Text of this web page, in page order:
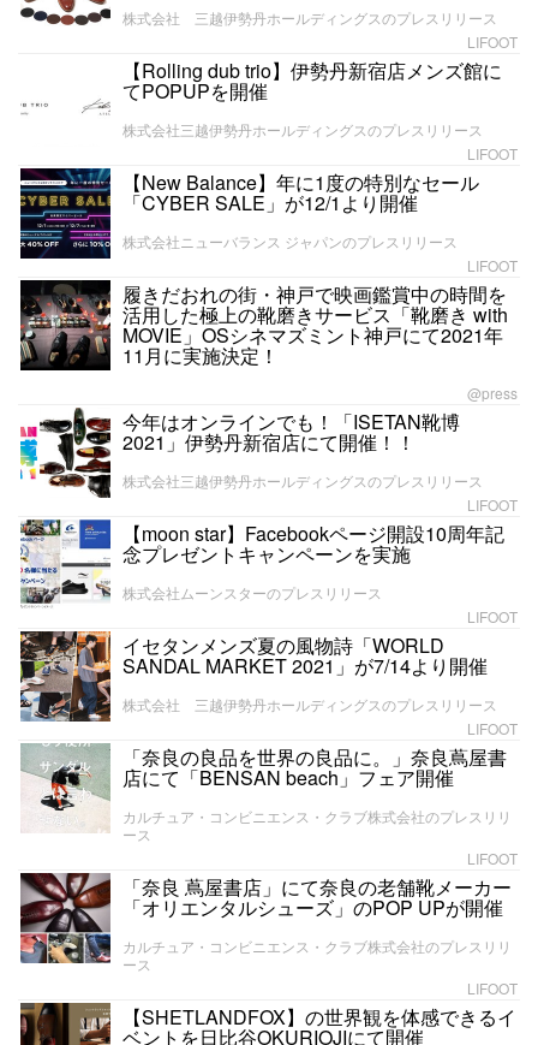
株式会社 三越伊勢丹ホールディングスのプレスリリース
LIFOOT
【Rolling dub trio】伊勢丹新宿店メンズ館に
てPOPUPを開催
株式会社三越伊勢丹ホールディングスのプレスリリース
LIFOOT
【New Balance】年に1度の特別なセール
「CYBER SALE」が12/1より開催
株式会社ニューバランス ジャパンのプレスリリース
LIFOOT
履きだおれの街・神戸で映画鑑賞中の時間を
活用した極上の靴磨きサービス「靴磨き with
MOVIE」OSシネマズミント神戸にて2021年
11月に実施決定！
@press
今年はオンラインでも！「ISETAN靴博
2021」伊勢丹新宿店にて開催！！
株式会社三越伊勢丹ホールディングスのプレスリリース
LIFOOT
【moon star】Facebookページ開設10周年記
念プレゼントキャンペーンを実施
株式会社ムーンスターのプレスリリース
LIFOOT
イセタンメンズ夏の風物詩「WORLD
SANDAL MARKET 2021」が7/14より開催
株式会社 三越伊勢丹ホールディングスのプレスリリース
LIFOOT
「奈良の良品を世界の良品に。」奈良蔦屋書
店にて「BENSAN beach」フェア開催
カルチュア・コンビニエンス・クラブ株式会社のプレスリリ
ース
LIFOOT
「奈良 蔦屋書店」にて奈良の老舗靴メーカー
「オリエンタルシューズ」のPOP UPが開催
カルチュア・コンビニエンス・クラブ株式会社のプレスリリ
ース
LIFOOT
【SHETLANDFOX】の世界観を体感できるイ
ベントを日比谷OKURIOJIにて開催